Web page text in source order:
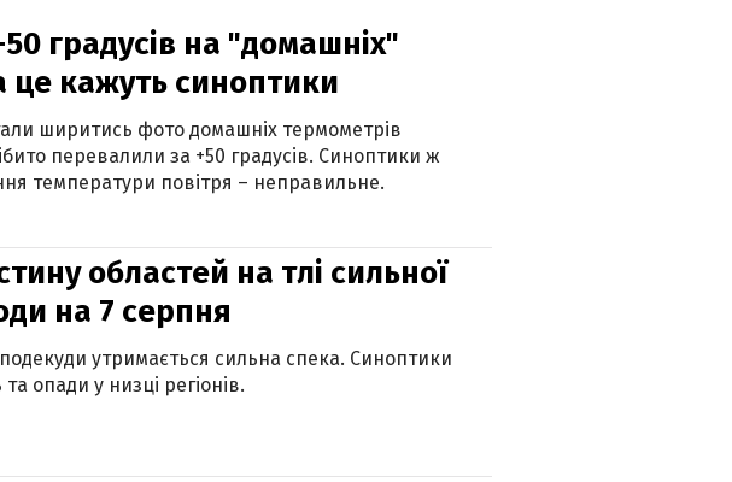
градусів на "домашніх"
кажуть синоптики
ширитись фото домашніх термометрів
перевалили за +50 градусів. Синоптики ж
температури повітря – неправильне.
областей на тлі сильної
на 7 серпня
утримається сильна спека. Синоптики
опади у низці регіонів.